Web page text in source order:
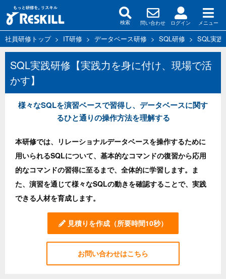
検索 問い合わせ ログイン メニュー
社員研修トップ> IT研修 > データベース研修 > SQL研修 > SQL実践
SQL実践研修【実践力を身に付け、現場で活
かす】
様々なSQLを演習ベースで習得し、データベースに関す
るひと通りの操作方法を理解する
本研修では、リレーショナルデータベースを操作するために
用いられるSQLについて、基本的なコマンドの復習から応用
的なコマンドの習得に至るまで、全体的に学習します。ま
た、演習を通じて様々なSQLの動きを確認することで、実践
できる人材を育成します。
見積りを作成 （所要時間10秒）
お問い合わせはこちら